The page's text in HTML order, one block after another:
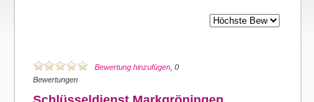
Bewertung hinzufügen , 0
Bewertungen